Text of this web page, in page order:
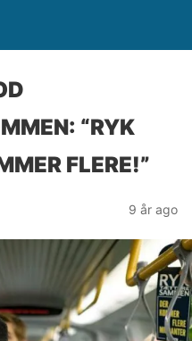
“RYK
FLERE!”
9 år ago